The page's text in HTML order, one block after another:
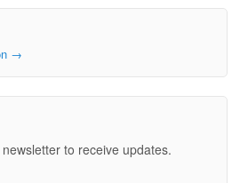
→
to receive updates.